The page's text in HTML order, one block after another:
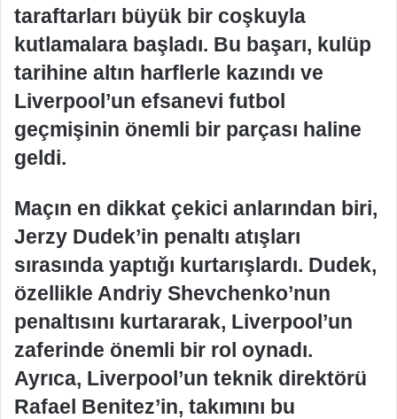
taraftarları büyük bir coşkuyla
kutlamalara başladı. Bu başarı, kulüp
tarihine altın harflerle kazındı ve
Liverpool’un efsanevi futbol
geçmişinin önemli bir parçası haline
geldi.
Maçın en dikkat çekici anlarından biri,
Jerzy Dudek’in penaltı atışları
sırasında yaptığı kurtarışlardı. Dudek,
özellikle Andriy Shevchenko’nun
penaltısını kurtararak, Liverpool’un
zaferinde önemli bir rol oynadı.
Ayrıca, Liverpool’un teknik direktörü
Rafael Benitez’in, takımını bu